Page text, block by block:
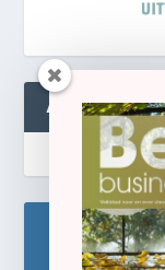
ABONNEREN